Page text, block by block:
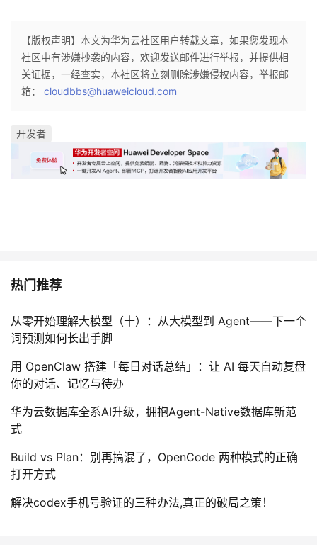
【版权声明】本文为华为云社区用户转载文章，如果您发现本
社区中有涉嫌抄袭的内容，欢迎发送邮件进行举报，并提供相
关证据，一经查实，本社区将立刻删除涉嫌侵权内容，举报邮
箱： cloudbbs@huaweicloud.com
开发者
热门推荐
从零开始理解大模型（十）：从大模型到 Agent——下一个
词预测如何长出手脚
用 OpenClaw 搭建「每日对话总结」：让 AI 每天自动复盘
你的对话、记忆与待办
华为云数据库全系AI升级，拥抱Agent-Native数据库新范
式
Build vs Plan：别再搞混了，OpenCode 两种模式的正确
打开方式
解决codex手机号验证的三种办法,真正的破局之策！